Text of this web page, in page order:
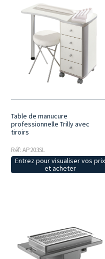
Table de manucure
professionnelle Trilly avec
tiroirs
Réf: AP203SL
Entrez pour visualiser vos prix
et acheter